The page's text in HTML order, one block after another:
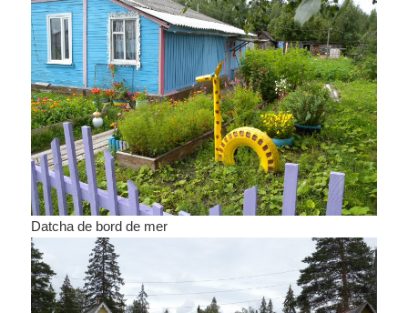
Datcha de bord de mer